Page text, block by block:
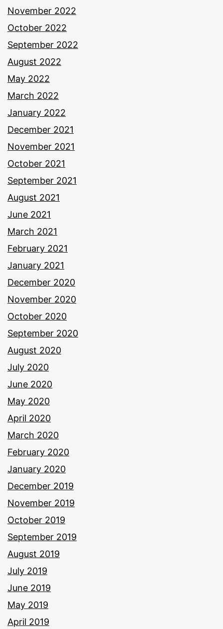
November 2022
October 2022
September 2022
August 2022
May 2022
March 2022
January 2022
December 2021
November 2021
October 2021
September 2021
August 2021
June 2021
March 2021
February 2021
January 2021
December 2020
November 2020
October 2020
September 2020
August 2020
July 2020
June 2020
May 2020
April 2020
March 2020
February 2020
January 2020
December 2019
November 2019
October 2019
September 2019
August 2019
July 2019
June 2019
May 2019
April 2019